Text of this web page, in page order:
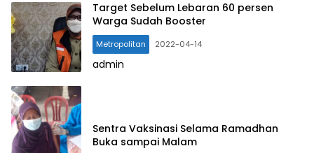
Target Sebelum Lebaran 60 persen
Warga Sudah Booster
Metropolitan 2022-04-14
admin
Sentra Vaksinasi Selama Ramadhan
Buka sampai Malam